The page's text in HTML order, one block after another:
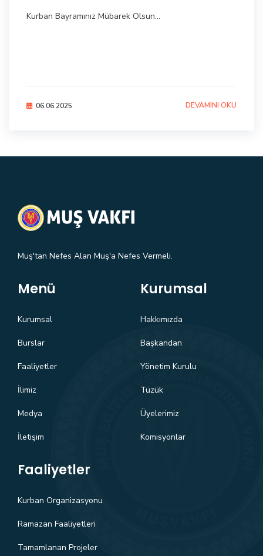
Kurban Bayramınız Mübarek Olsun...
06.06.2025 DEVAMINI OKU
Muş'tan Nefes Alan Muş'a Nefes Vermeli.
Menü
Kurumsal
Burslar
Faaliyetler
İlimiz
Medya
İletişim
Kurumsal
Hakkımızda
Başkandan
Yönetim Kurulu
Tüzük
Üyelerimiz
Komisyonlar
Faaliyetler
Kurban Organizasyonu
Ramazan Faaliyetleri
Tamamlanan Projeler